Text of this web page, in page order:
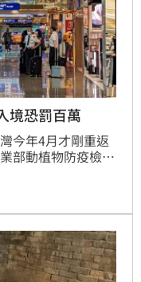
境恐罰百萬
今年4月才剛重返
部動植物防疫檢疫
，更不得攜帶豬肉